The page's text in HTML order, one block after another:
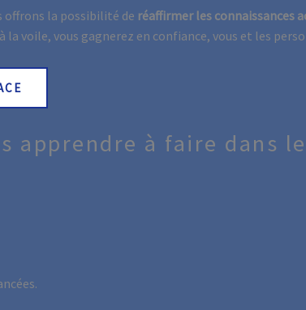
offrons la possibilité de réaffirmer les connaissances
la voile, vous gagnerez en confiance, vous et les
apprendre à faire dans